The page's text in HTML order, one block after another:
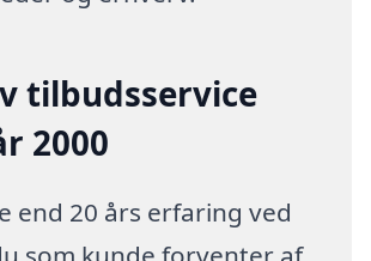
tilbudsservice
2000
end 20 års erfaring ved